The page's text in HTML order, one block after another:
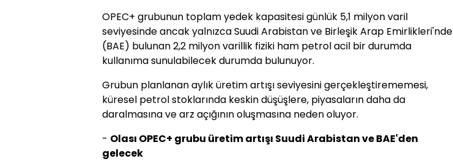
OPEC+ grubunun toplam yedek kapasitesi günlük 5,1 milyon varil
seviyesinde ancak yalnızca Suudi Arabistan ve Birleşik Arap Emirlikleri'nde
(BAE) bulunan 2,2 milyon varillik fiziki ham petrol acil bir durumda
kullanıma sunulabilecek durumda bulunuyor.
Grubun planlanan aylık üretim artışı seviyesini gerçekleştirememesi,
küresel petrol stoklarında keskin düşüşlere, piyasaların daha da
daralmasına ve arz açığının oluşmasına neden oluyor.
- Olası OPEC+ grubu üretim artışı Suudi Arabistan ve BAE'den
gelecek